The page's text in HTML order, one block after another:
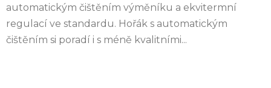
automatickým čištěním výměníku a ekvitermní
regulací ve standardu. Hořák s automatickým
čištěním si poradí i s méně kvalitními...